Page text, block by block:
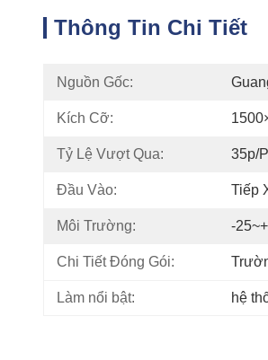
Thông Tin Chi Tiết
Nguồn Gốc:
Kích Cỡ:
Tỷ Lệ Vượt Qua: 35p/
Đầu Vào: Tiếp
Môi Trường: -
Chi Tiết Đóng Gói:
Làm nổi bật: hệ